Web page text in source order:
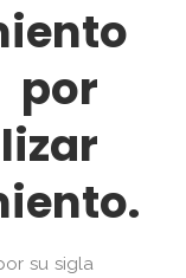
por
su sigla